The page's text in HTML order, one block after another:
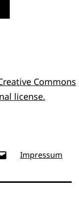
Commons
license.
Impressum